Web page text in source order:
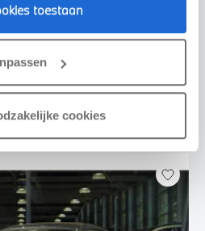
toestaan
cookies